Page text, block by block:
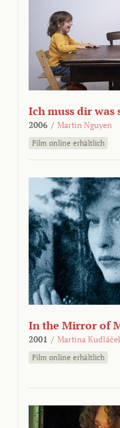
Ich muss dir was
2006 / Martin Nguyen
Film online erhältlich
In the Mirror of
2001 / Martina
Film online erhältlich